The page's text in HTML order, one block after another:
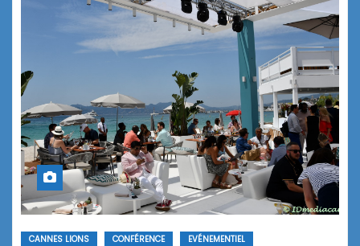
CANNES LIONS CONFÉRENCE
EVÉNEMENTIEL